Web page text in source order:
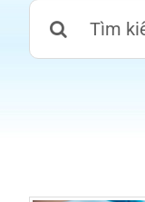
Search
for: